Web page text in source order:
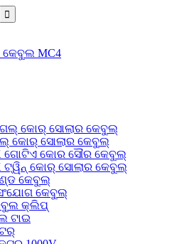
କୋର୍ ସୋଲାର କେବୁଲ୍
କୋର୍ ସୋଲାର କେବୁଲ୍
ଗୋଟିଏ କୋର ସୌର କେବୁଲ୍
ଟ୍ୱିନ୍ କୋର୍ ସୋଲାର କେବୁଲ୍
କେବୁଲ୍
କେବୁଲ୍
କ୍ଲିପ୍
ଟାଇ